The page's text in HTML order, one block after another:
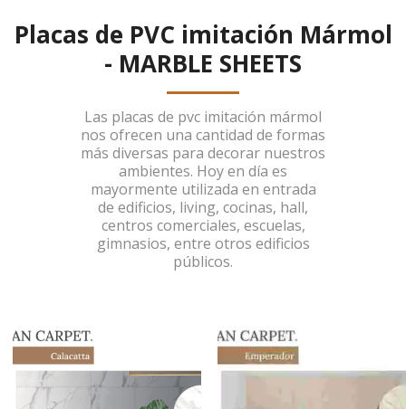
Placas de PVC imitación Mármol
- MARBLE SHEETS
Las placas de pvc imitación mármol
nos ofrecen una cantidad de formas
más diversas para decorar nuestros
ambientes. Hoy en día es
mayormente utilizada en entrada
de edificios, living, cocinas, hall,
centros comerciales, escuelas,
gimnasios, entre otros edificios
públicos.